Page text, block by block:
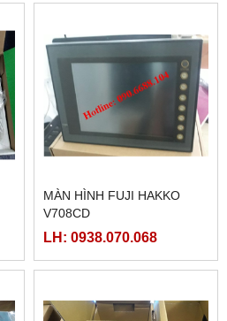
MÀN HÌNH FUJI HAKKO
V708CD
LH: 0938.070.068